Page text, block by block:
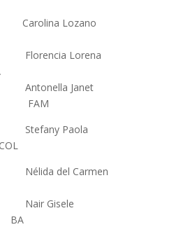
Lozano
Lorena
Janet
Paola
del Carmen
Gisele